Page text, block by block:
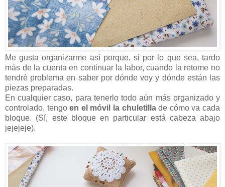
Me gusta organizarme así porque, si por lo que sea, tardo
más de la cuenta en continuar la labor, cuando la retome no
tendré problema en saber por dónde voy y dónde están las
piezas preparadas.
En cualquier caso, para tenerlo todo aún más organizado y
controlado, tengoen el móvil la chuletillade cómo va cada
bloque. (Sí, este bloque en particular está cabeza abajo
jejejeje).